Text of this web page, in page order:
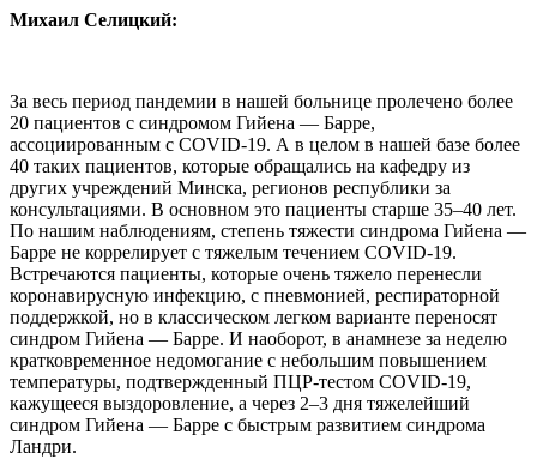
Михаил Селицкий:
За весь период пандемии в нашей больнице пролечено более
20 пациентов с синдромом Гийена — Барре,
ассоциированным с COVID-19. А в целом в нашей базе более
40 таких пациентов, которые обращались на кафедру из
других учреждений Минска, регионов республики за
консультациями. В основном это пациенты старше 35–40 лет.
По нашим наблюдениям, степень тяжести синдрома Гийена —
Барре не коррелирует с тяжелым течением COVID-19.
Встречаются пациенты, которые очень тяжело перенесли
коронавирусную инфекцию, с пневмонией, респираторной
поддержкой, но в классическом легком варианте переносят
синдром Гийена — Барре. И наоборот, в анамнезе за неделю
кратковременное недомогание с небольшим повышением
температуры, подтвержденный ПЦР-тестом COVID-19,
кажущееся выздоровление, а через 2–3 дня тяжелейший
синдром Гийена — Барре с быстрым развитием синдрома
Ландри.